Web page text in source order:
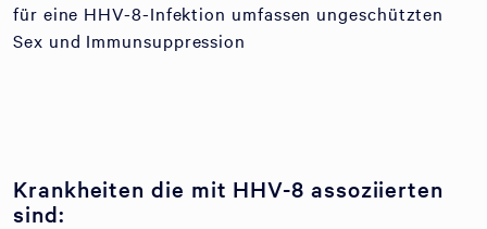
für eine HHV-8-Infektion umfassen ungeschützten
Sex und Immunsuppression
Krankheiten die mit HHV-8 assoziierten
sind: